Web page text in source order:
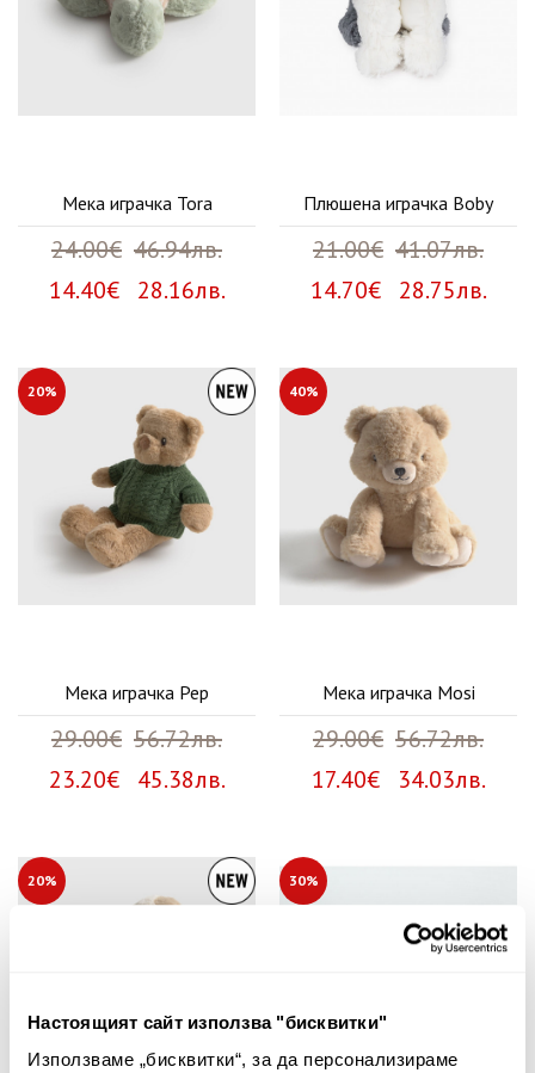
Настоящият сайт използва "бисквитки"
Използваме „бисквитки“, за да персонализираме
Мека играчка Tora
24.00€ 46.94лв.
14.40€ 28.16лв.
Плюшена играчка Boby
21.00€ 41.07лв.
14.70€ 28.75лв.
20%
Мека играчка Pep
29.00€ 56.72лв.
23.20€ 45.38лв.
40%
Мека играчка Mosi
29.00€ 56.72лв.
17.40€ 34.03лв.
20% 30%